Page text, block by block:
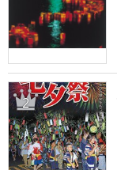
2